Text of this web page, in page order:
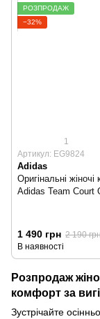
РОЗПРОДАЖ
−32%
1
Артикул: EG9824
Adidas
Оригінальні жіночі
Adidas Team Court
1 490 грн 2 190
В наявності
Розпродаж
комфорт за
Зустрічайте